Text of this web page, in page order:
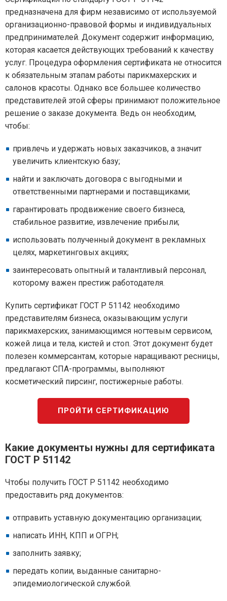
предназначена для фирм независимо от используемой
организационно-правовой формы и индивидуальных
предпринимателей. Документ содержит информацию,
которая касается действующих требований к качеству
услуг. Процедура оформления сертификата не относится
к обязательным этапам работы парикмахерских и
салонов красоты. Однако все большее количество
представителей этой сферы принимают положительное
решение о заказе документа. Ведь он необходим,
чтобы:
привлечь и удержать новых заказчиков, а значит
увеличить клиентскую базу;
найти и заключать договора с выгодными и
ответственными партнерами и поставщиками;
гарантировать продвижение своего бизнеса,
стабильное развитие, извлечение прибыли;
использовать полученный документ в рекламных
целях, маркетинговых акциях;
заинтересовать опытный и талантливый персонал,
которому важен престиж работодателя.
Купить сертификат ГОСТ Р 51142 необходимо
представителям бизнеса, оказывающим услуги
парикмахерских, занимающимся ногтевым сервисом,
кожей лица и тела, кистей и стоп. Этот документ будет
полезен коммерсантам, которые наращивают ресницы,
предлагают СПА-программы, выполняют
косметический пирсинг, постижерные работы.
ПРОЙТИ СЕРТИФИКАЦИЮ
Какие документы нужны для сертификата
ГОСТ Р 51142
Чтобы получить ГОСТ Р 51142 необходимо
предоставить ряд документов:
отправить уставную документацию организации;
написать ИНН, КПП и ОГРН;
заполнить заявку;
передать копии, выданные санитарно-
эпидемиологической службой.